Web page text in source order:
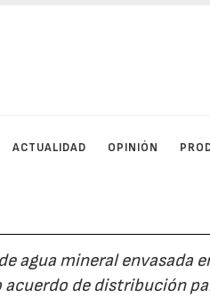
ACTUALIDAD OPINIÓN
agua mineral
acuerdo de distribución